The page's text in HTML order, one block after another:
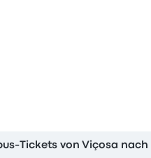
Tickets von Viçosa